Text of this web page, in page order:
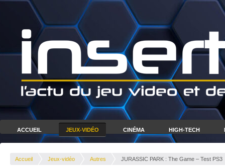
ACCUEIL JEUX-VIDÉO CINÉMA HIGH-TECH
Accueil Jeux-vidéo Autres JURASSIC PARK : The Game – Test PS3